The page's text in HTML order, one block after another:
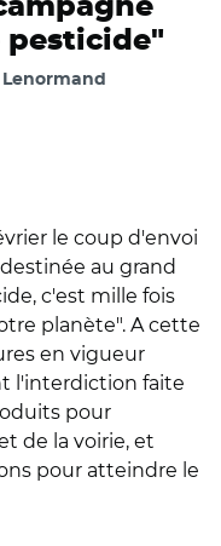
le coup d'envoi
au grand
c'est mille fois
planète". A cette
en vigueur
l'interdiction faite
pour
de la voirie, et
pour atteindre le